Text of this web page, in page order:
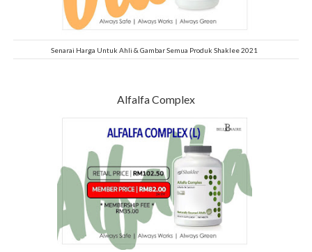
Senarai Harga Untuk Ahli & Gambar Semua Produk Shaklee 2021
Alfalfa Complex